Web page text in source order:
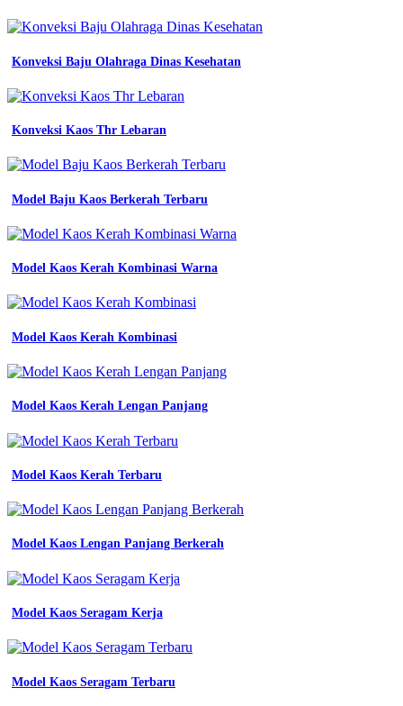
Konveksi Baju Olahraga Dinas Kesehatan
Konveksi Kaos Thr Lebaran
Model Baju Kaos Berkerah Terbaru
Model Kaos Kerah Kombinasi Warna
Model Kaos Kerah Kombinasi
Model Kaos Kerah Lengan Panjang
Model Kaos Kerah Terbaru
Model Kaos Lengan Panjang Berkerah
Model Kaos Seragam Kerja
Model Kaos Seragam Terbaru